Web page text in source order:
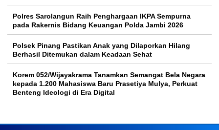
Polres Sarolangun Raih Penghargaan IKPA Sempurna
pada Rakernis Bidang Keuangan Polda Jambi 2026
Polsek Pinang Pastikan Anak yang Dilaporkan Hilang
Berhasil Ditemukan dalam Keadaan Sehat
Korem 052/Wijayakrama Tanamkan Semangat Bela Negara
kepada 1.200 Mahasiswa Baru Prasetiya Mulya, Perkuat
Benteng Ideologi di Era Digital